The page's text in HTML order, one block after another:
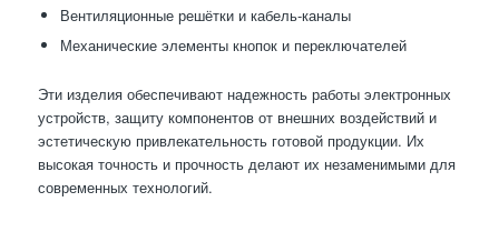
Вентиляционные решётки и кабель-каналы
Механические элементы кнопок и переключателей
Эти изделия обеспечивают надежность работы электронных
устройств, защиту компонентов от внешних воздействий и
эстетическую привлекательность готовой продукции. Их
высокая точность и прочность делают их незаменимыми для
современных технологий.